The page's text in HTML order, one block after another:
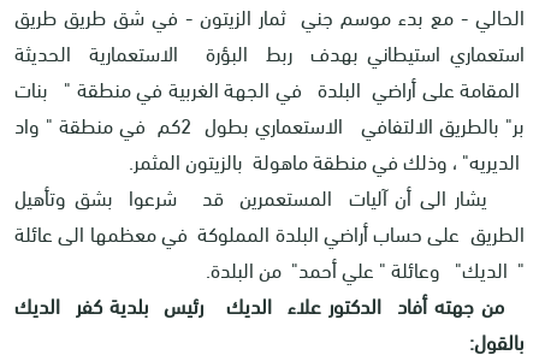
الحالي - مع بدء موسم جني ثمار الزيتون - في شق طريق طريق
استعماري استيطاني بهدف ربط البؤرة الاستعمارية الحديثة
المقامة على أراضي البلدة في الجهة الغربية في منطقة " بنات
بر" بالطريق الالتفافي الاستعماري بطول 2كم في منطقة " واد
الديريه" ، وذلك في منطقة ماهولة بالزيتون المثمر.
يشار الى أن آليات المستعمرين قد شرعوا بشق وتأهيل
الطريق على حساب أراضي البلدة المملوكة في معظمها الى عائلة
" الديك" وعائلة " علي أحمد" من البلدة.
من جهته أفاد الدكتور علاء الديك رئيس بلدية كفر الديك
بالقول: